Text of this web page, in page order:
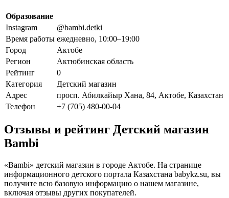
Образование
Instagram
@bambi.detki
Время работы ежедневно, 10:00–19:00
Город
Актобе
Регион
Актюбинская область
Рейтинг
0
Категория
Детский магазин
Адрес
просп. Абилкайыр Хана, 84, Актобе, Казахстан
Телефон
+7 (705) 480-00-04
Отзывы и рейтинг Детский магазин
Bambi
«Bambi» детский магазин в городе Актобе. На странице
информационного детского портала Казахстана babykz.su, вы
получите всю базовую информацию о нашем магазине,
включая отзывы других покупателей.